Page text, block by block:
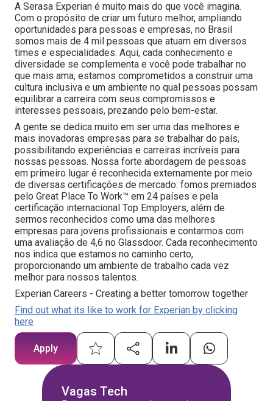
A Serasa Experian é muito mais do que você imagina.
Com o propósito de criar um futuro melhor, ampliando
oportunidades para pessoas e empresas, no Brasil
somos mais de 4 mil pessoas que atuam em diversos
times e especialidades. Aqui, cada conhecimento e
diversidade se complementa e você pode trabalhar no
que mais ama, estamos comprometidos a construir uma
cultura inclusiva e um ambiente no qual pessoas possam
equilibrar a carreira com seus compromissos e
interesses pessoais, prezando pelo bem-estar.
A gente se dedica muito em ser uma das melhores e
mais inovadoras empresas para se trabalhar do país,
possibilitando experiências e carreiras incríveis para
nossas pessoas. Nossa forte abordagem de pessoas
em primeiro lugar é reconhecida externamente por meio
de diversas certificações de mercado: fomos premiados
pelo Great Place To Work™ em 24 países e pela
certificação internacional Top Employers, além de
sermos reconhecidos como uma das melhores
empresas para jovens profissionais e contarmos com
uma avaliação de 4,6 no Glassdoor. Cada reconhecimento
nos indica que estamos no caminho certo,
proporcionando um ambiente de trabalho cada vez
melhor para nossos talentos.
Experian Careers - Creating a better tomorrow together
Find out what its like to work for Experian by clicking
here
Apply
Vagas Tech